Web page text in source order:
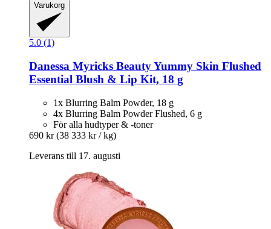
Varukorg
5.0 (1)
Danessa Myricks BeautyYummy Skin Flushed
Essential Blush & Lip Kit, 18 g
1x Blurring Balm Powder, 18 g
4x Blurring Balm Powder Flushed, 6 g
För alla hudtyper & -toner
690 kr (38 333 kr / kg)
Leverans till 17. augusti